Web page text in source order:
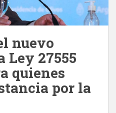
nuevo
Ley 27555
quienes
por la